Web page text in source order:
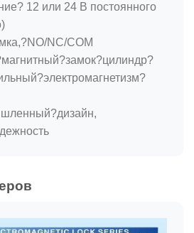
12 или 24 В постоянного
NC/COM